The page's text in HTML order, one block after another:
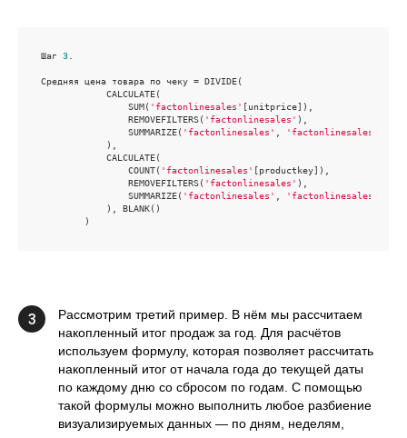
Шаг 3
Средняя цена товара по чеку = DIVIDE(
            CALCULATE(
                SUM(
'factonlinesales' [unitprice]),
                REMOVEFILTERS(
'factonlinesales' ),
                SUMMARIZE(
'factonlinesales' 'factonlinesales'
            ),
            CALCULATE(
                COUNT(
'factonlinesales' [productkey]),
                REMOVEFILTERS(
'factonlinesales' ),
                SUMMARIZE(
'factonlinesales' 'factonlinesales'
            ), BLANK()
        )
3
Рассмотрим третий пример. В нём мы рассчитаем
накопленный итог продаж за год. Для расчётов
используем формулу, которая позволяет рассчитать
накопленный итог от начала года до текущей даты
по каждому дню со сбросом по годам. С помощью
такой формулы можно выполнить любое разбиение
визуализируемых данных — по дням, неделям,